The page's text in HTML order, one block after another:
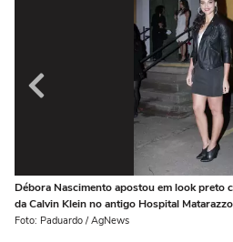
Débora Nascimento apostou em look preto
da Calvin Klein no antigo Hospital Matarazzo
Foto: Paduardo / AgNews